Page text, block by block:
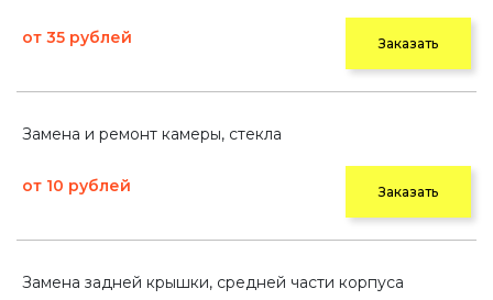
от 35 рублей Заказать
Замена и ремонт камеры, стекла
от 10 рублей Заказать
Замена задней крышки, средней части корпуса